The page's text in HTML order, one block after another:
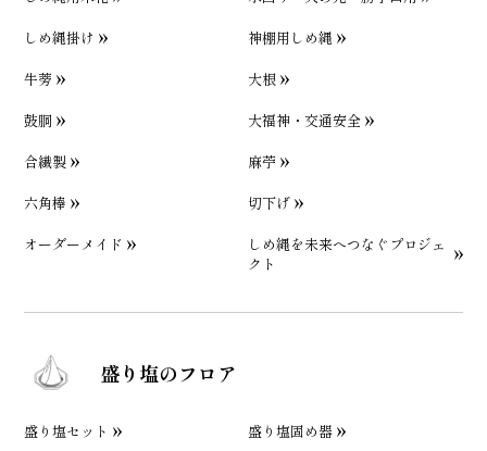
しめ縄掛け
神棚用しめ縄
牛蒡
大根
鼓胴
大福神・交通安全
合繊製
麻苧
六角棒
切下げ
オーダーメイド
しめ縄を未来へつなぐプロジェ
クト
盛り塩のフロア
盛り塩セット
盛り塩固め器